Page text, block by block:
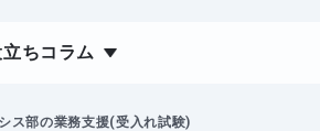
ちコラム
ス部の業務支援(受入れ試験)